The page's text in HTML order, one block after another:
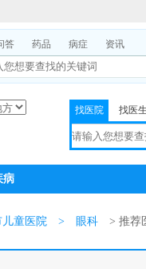
答 药品 病症 资讯
找医院 找医
病
童医院 > 眼科 > 推荐